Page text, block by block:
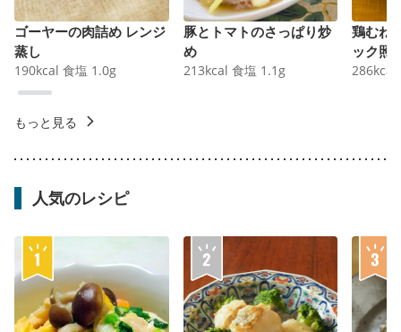
ゴーヤーの肉詰め レンジ
蒸し
190kcal 食塩 1.0g
豚とトマトのさっぱり炒
め
213kcal 食塩 1.1 g
鶏むね
ック照
286kcal
もっと見る
人気のレシピ